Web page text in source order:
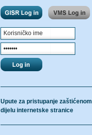
Upute za pristupanje zaštićenom
dijelu internetske stranice